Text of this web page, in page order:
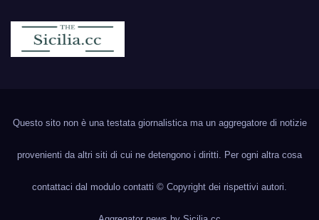
Questo sito non è una testata giornalistica ma un aggregatore di notizie
provenienti da altri siti di cui ne detengono i diritti. Per ogni altra cosa
contattaci dal modulo contatti © Copyright dei rispettivi autori.